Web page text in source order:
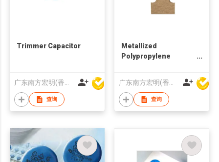
Trimmer Capacitor
广东南方宏明(香港)电子科技股份有限公司
查询
Metallized
Polypropylene
广东南方宏明(香港)电子科技股份有限公司
查询